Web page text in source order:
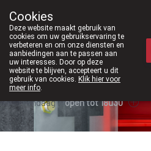
011/610300
Vandaag open tot 18u30
Cookies
Deze website maakt gebruik van
cookies om uw gebruikservaring te
verbeteren en om onze diensten en
aanbiedingen aan te passen aan
uw interesses. Door op deze
website te blijven, accepteert u dit
gebruik van cookies. Klik hier voor
meer info.